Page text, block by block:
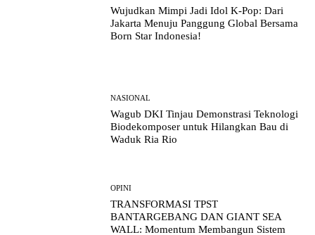
Wujudkan Mimpi Jadi Idol K-Pop: Dari
Jakarta Menuju Panggung Global Bersama
Born Star Indonesia!
NASIONAL
Wagub DKI Tinjau Demonstrasi Teknologi
Biodekomposer untuk Hilangkan Bau di
Waduk Ria Rio
OPINI
TRANSFORMASI TPST
BANTARGEBANG DAN GIANT SEA
WALL: Momentum Membangun Sistem